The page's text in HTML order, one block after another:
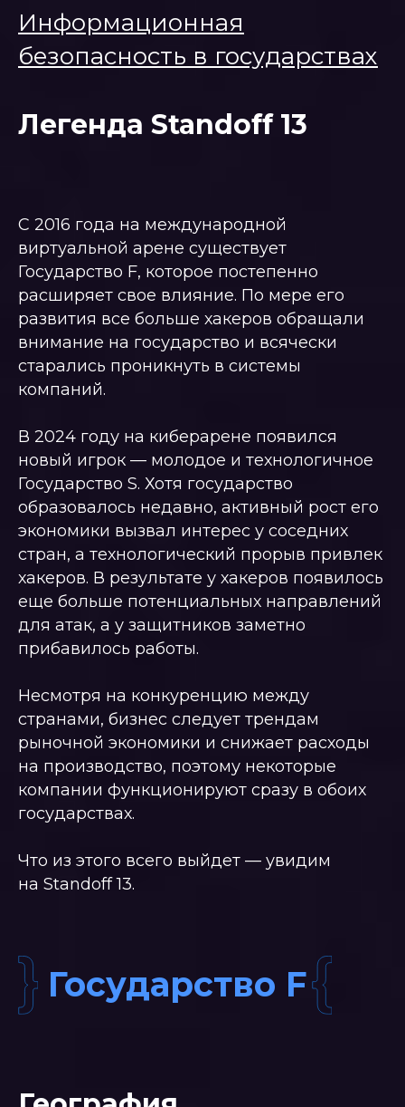
Информационная
безопасность в государствах
Легенда Standoff 13
С 2016 года на международной
виртуальной арене существует
Государство F, которое постепенно
расширяет свое влияние. По мере его
развития все больше хакеров обращали
внимание на государство и всячески
старались проникнуть в системы
компаний.
В 2024 году на киберарене появился
новый игрок — молодое и технологичное
Государство S. Хотя государство
образовалось недавно, активный рост его
экономики вызвал интерес у соседних
стран, а технологический прорыв привлек
хакеров. В результате у хакеров появилось
еще больше потенциальных направлений
для атак, а у защитников заметно
прибавилось работы.
Несмотря на конкуренцию между
странами, бизнес следует трендам
рыночной экономики и снижает расходы
на производство, поэтому некоторые
компании функционируют сразу в обоих
государствах.
Что из этого всего выйдет — увидим
на Standoff 13.
Государство F